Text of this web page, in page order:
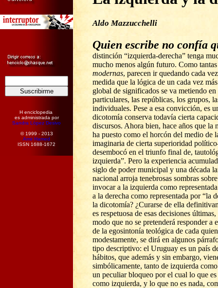
H enciclopedia
es administrada por
Sandra López Desivo
© 1999 - 2013
Amir Hamed
ISSN 1688-1672
Aldo Mazzucchelli
Quien escribe no confía
distinción “izquierda-derecha” tenga
mucho menos algún futuro. Como
modernas, parecen ir quedando cada
medida que la lógica de un cada vez
global de significados se va metiendo en
particulares, las repúblicas, los grupos,
individuales. Pese a esa convicción, es
dicotomía conserva todavía cierta
discursos. Ahora bien, hace años que la
ha puesto como el horcón del medio de
imaginaria de cierta superioridad
desembocó en el triunfo final de,
izquierda”. Pero la experiencia
siglo de poder municipal y una década
nacional arroja tenebrosas sombras
invocar a la izquierda como
a la derecha como representada por “la
la dicotomía? ¿Curarse de ella
es respetuosa de esas decisiones
modo que no se pretenderá responder a
de la egosintonía teológica de cada
modestamente, se dirá en algunos
tipo descriptivo: el Uruguay es un país
hábitos, que además y sin embargo,
simbólicamente, tanto de izquierda
un peculiar bloqueo por el cual lo que es
como izquierda, y lo que no es nada,